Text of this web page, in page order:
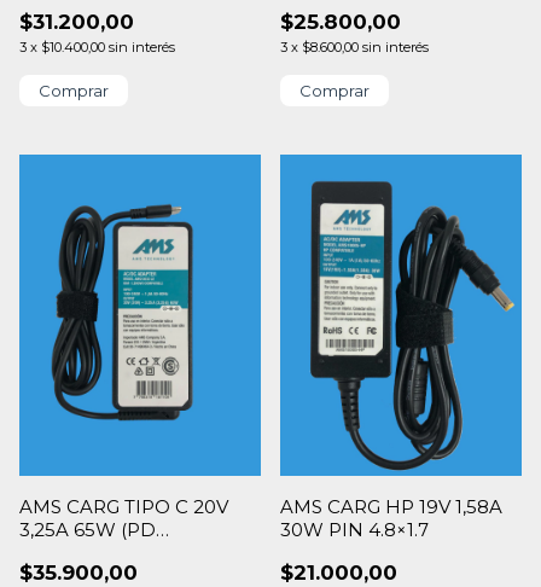
$31.200,00
3 x $10.400,00 sin interés
$25.800,00
3 x $8.600,00 sin interés
AMS CARG TIPO C 20V
3,25A 65W (PD
$35.900,00
AMS CARG HP 19V 1,58A
30W PIN 4.8×1.7
$21.000,00